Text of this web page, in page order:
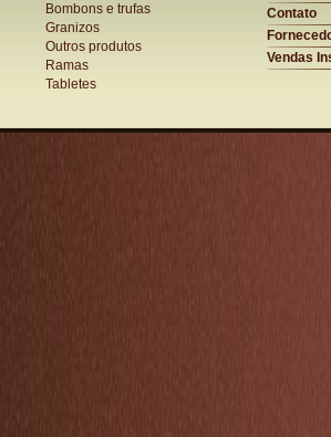
Bombons e trufas
Granizos
Outros produtos
Ramas
Tabletes
Contato
Vendas